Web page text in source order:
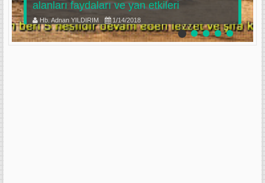
alanları faydaları ve yan etkileri
Hb. Adnan YILDIRIM 1/14/2018